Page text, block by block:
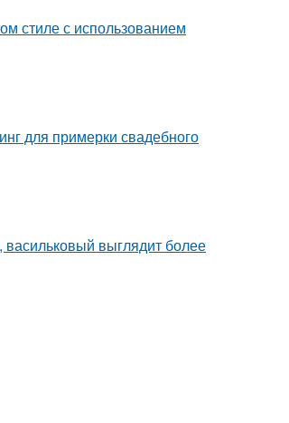
стиле с использованием
для примерки свадебного
васильковый выглядит более